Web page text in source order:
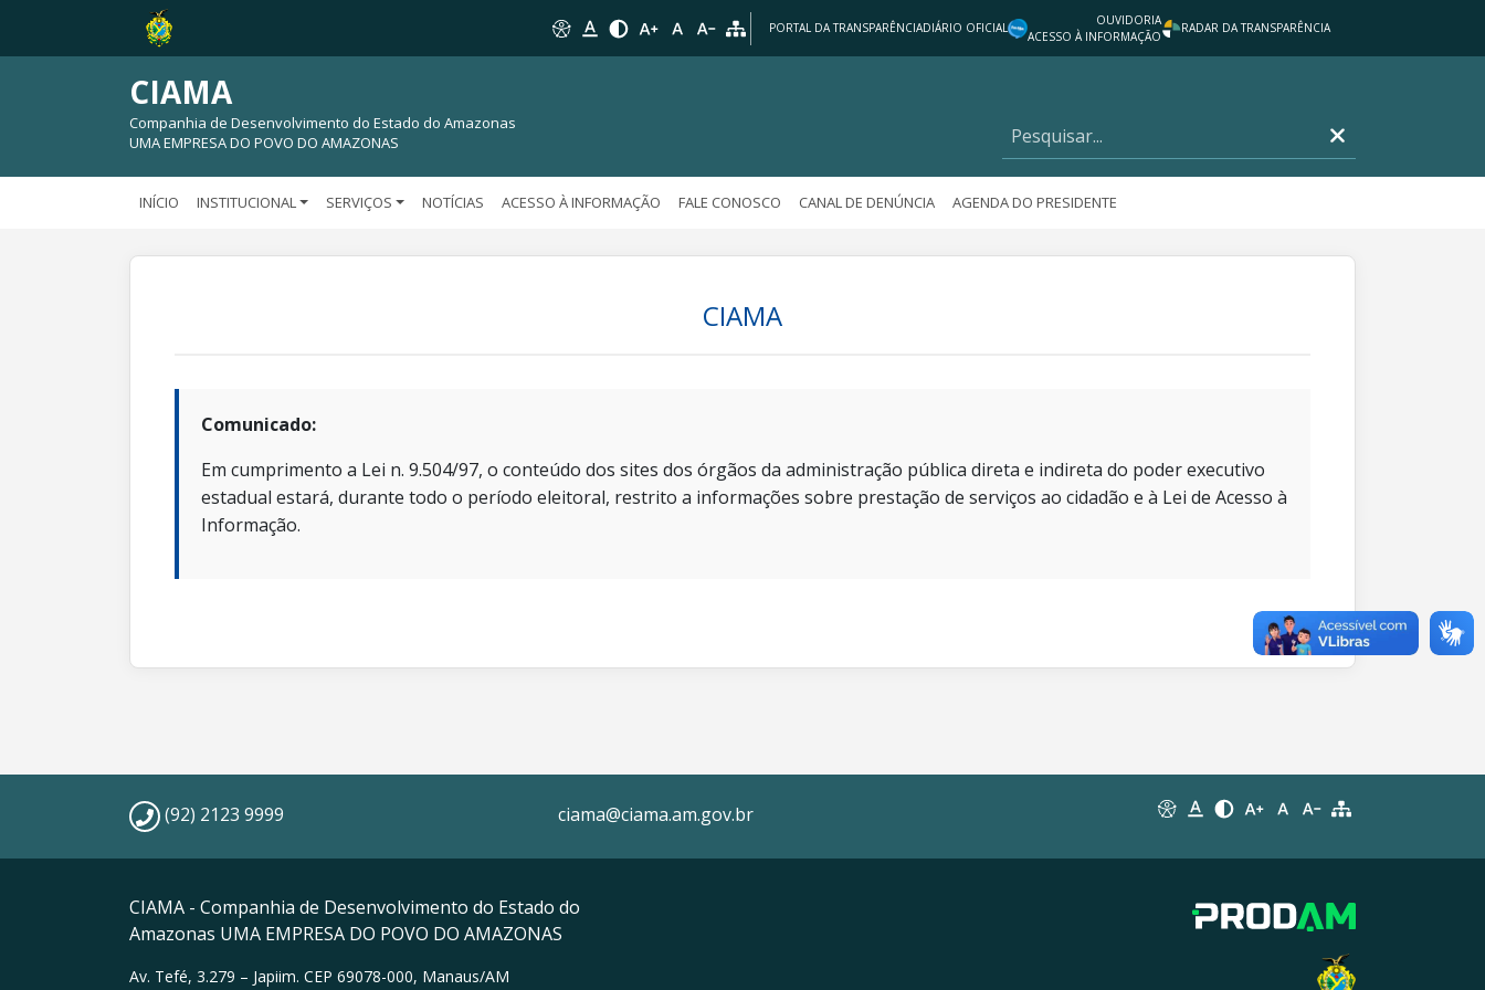
PORTAL DA TRANSPARÊNCIADIÁRIO OFICIAL
OUVIDORIA
ACESSO À INFORMAÇÃO
RADAR DA TRANSPARÊNCIA
CIAMA
Companhia de Desenvolvimento do Estado do Amazonas
UMA EMPRESA DO POVO DO AMAZONAS
INÍCIO INSTITUCIONAL SERVIÇOS NOTÍCIAS ACESSO À INFORMAÇÃO FALE CONOSCO CANAL DE DENÚNCIA AGENDA DO PRESIDENTE
CIAMA
Comunicado:
Em cumprimento a Lei n. 9.504/97, o conteúdo dos sites dos órgãos da administração pública direta e indireta do poder executivo
estadual estará, durante todo o período eleitoral, restrito a informações sobre prestação de serviços ao cidadão e à Lei de Acesso à
Informação.
(92) 2123 9999 ciama@ciama.am.gov.br
CIAMA - Companhia de Desenvolvimento do Estado do
Amazonas UMA EMPRESA DO POVO DO AMAZONAS
Av. Tefé, 3.279 – Japiim. CEP 69078-000, Manaus/AM